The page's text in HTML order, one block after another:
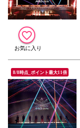
8/8時点_ポイント最大11倍